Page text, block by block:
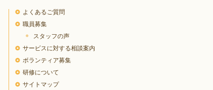
よくあるご質問
職員募集
スタッフの声
サービスに対する相談案内
ボランティア募集
研修について
サイトマップ